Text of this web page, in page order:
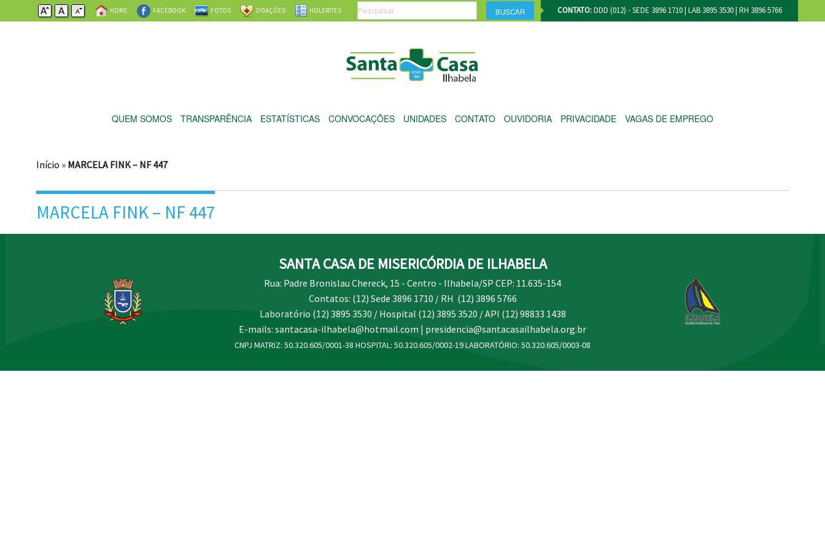
HOME FACEBOOK FOTOS DOAÇÕES HOLERITES CONTATO:DDD (012) - SEDE 3896 1710 | LAB 3895 3530 | RH 3896 5766
QUEM SOMOS TRANSPARÊNCIA ESTATÍSTICAS CONVOCAÇÕES UNIDADES CONTATO OUVIDORIA PRIVACIDADE VAGAS DE EMPREGO
Início » MARCELA FINK – NF 447
MARCELA FINK – NF 447
SANTA CASA DE MISERICÓRDIA DE ILHABELA
Rua: Padre Bronislau Chereck, 15 - Centro - Ilhabela/SP CEP: 11.635-154
Contatos: (12) Sede 3896 1710 / RH (12) 3896 5766
Laboratório (12) 3895 3530 / Hospital (12) 3895 3520 / API (12) 98833 1438
E-mails: santacasa-ilhabela@hotmail.com | presidencia@santacasailhabela.org.br
CNPJ MATRIZ: 50.320.605/0001-38 HOSPITAL: 50.320.605/0002-19 LABORATÓRIO: 50.320.605/0003-08